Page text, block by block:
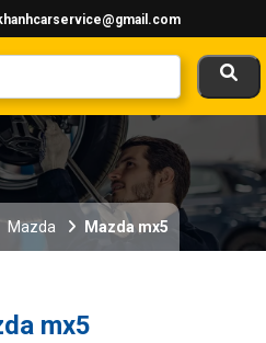
Mazda Mazda mx5
mx5